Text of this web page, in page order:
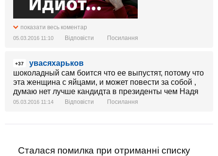
показати весь коментар
05.03.2016 11:10 Відповісти Посилання
+37
увасяхарьков
шоколадный сам боится что ее выпустят, потому что
эта женщина с яйцами, и может повести за собой ,
думаю нет лучше кандидта в президенты чем Надя
05.03.2016 11:14 Відповісти Посилання
Сталася помилка при отриманні списку